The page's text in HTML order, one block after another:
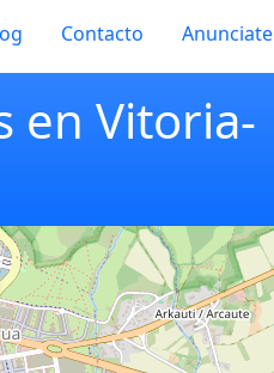
Contacto Anunciate
en Vitoria-